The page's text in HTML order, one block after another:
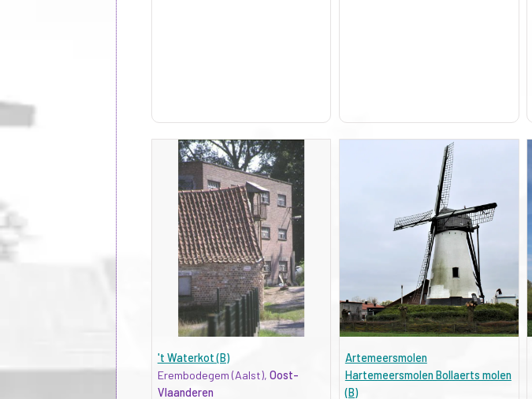
't Waterkot (B)
Erembodegem (Aalst), Oost-
Vlaanderen
Artemeersmolen
Hartemeersmolen Bollaerts molen
(B)